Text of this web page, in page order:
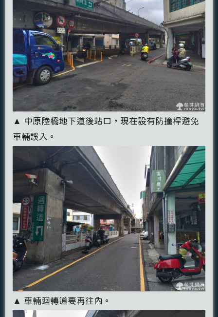
▲ 中原陸橋地下道後站口，現在設有防撞桿避免
車輛誤入。
▲ 車輛迴轉道要再往內。